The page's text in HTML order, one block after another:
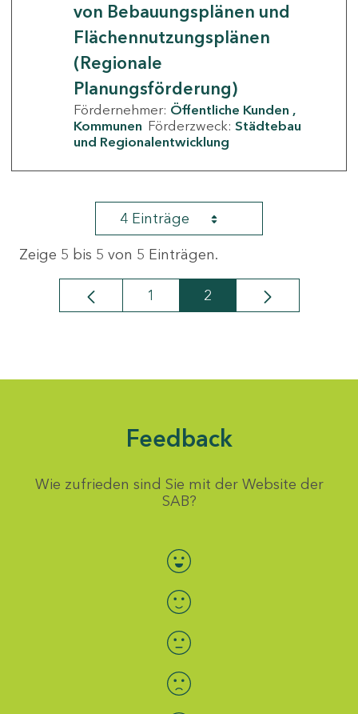
von Bebauungsplänen und
Flächennutzungsplänen
(Regionale
Planungsförderung)
Fördernehmer: Öffentliche Kunden
Kommunen Förderzweck: Städtebau
und Regionalentwicklung
4 Einträge
Zeige 5 bis 5 von 5 Einträgen.
Seite
1 Seite
2
Feedback
Wie zufrieden sind Sie mit der Website der
SAB?
Bewertung auswählen